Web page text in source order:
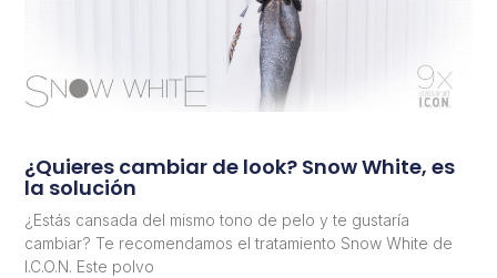
¿Quieres cambiar de look? Snow White, es
la solución
¿Estás cansada del mismo tono de pelo y te gustaría
cambiar? Te recomendamos el tratamiento Snow White de
I.C.O.N. Este polvo